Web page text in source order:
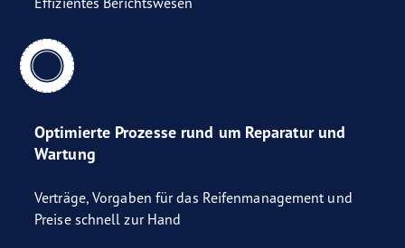
Optimierte Prozesse rund um Reparatur und
Wartung
Verträge, Vorgaben für das Reifenmanagement und
Preise schnell zur Hand